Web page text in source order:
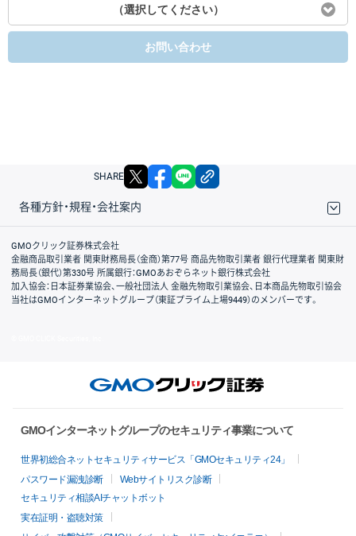
（選択してください）
お問い合わせ
SHARE X facebook
各種方針・規程・会社案内
取引規程・約款
サイトマップ
その他のご案内
個人情報保護方針
最良執行方針
サイトのご利用について
ディスクレイマー
信託保全
リスク説明
会社案内
GMOクリック証券株式会社
金融商品取引業者 関東財務局長（金商）第77号 商品先物取引業者 銀行代理業者 関東財
務局長（銀代）第330号 所属銀行：GMOあおぞらネット銀行株式会社
加入協会：日本証券業協会、一般社団法人 金融先物取引業協会、日本商品先物取引協会
当社はGMOインターネットグループ（東証プライム上場9449）のメンバーです。
GMOインターネットグループのセキュリティ事業について
世界初総合ネットセキュリティサービス「GMOセキュリティ24」
パスワード漏洩診断
Webサイトリスク診断
セキュリティ相談AIチャットボット
実在証明・盗聴対策